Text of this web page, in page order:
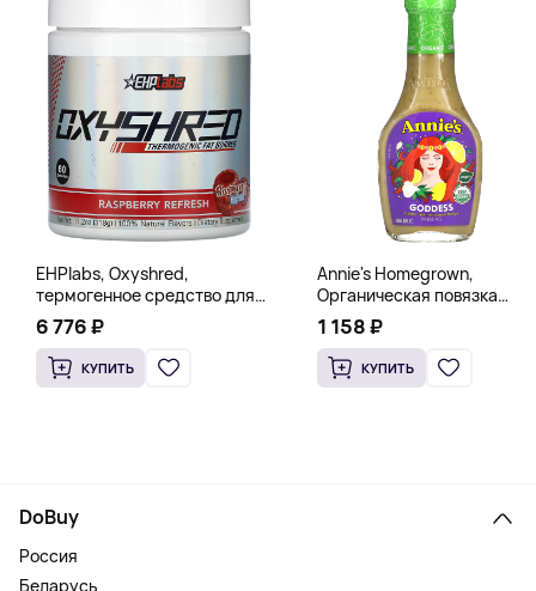
EHPlabs, Oxyshred,
термогенное средство для
сжигания жира, малиновое
освежение, 318 г (11,2 унции)
6 776 ₽
КУПИТЬ
Annie's Homegrown,
Органическая повязка
«Богиня», 236 мл (8 жидк.
унц.)
1 158 ₽
КУПИТЬ
DoBuy
Россия
Беларусь